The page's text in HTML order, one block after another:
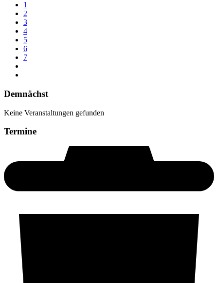
1
2
3
4
5
6
7
Demnächst
Keine Veranstaltungen gefunden
Termine